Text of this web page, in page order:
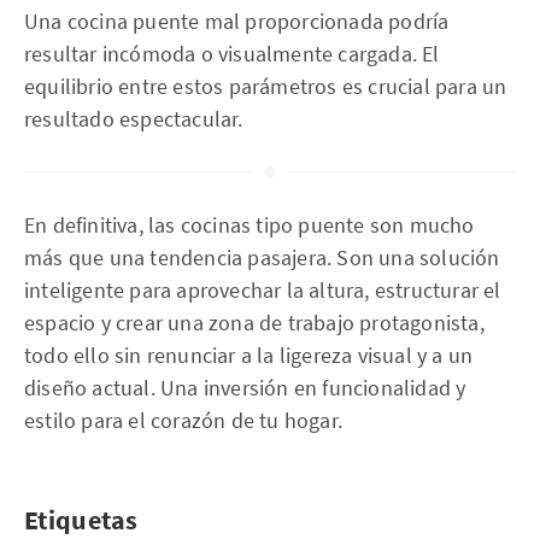
Una cocina puente mal proporcionada podría
resultar incómoda o visualmente cargada. El
equilibrio entre estos parámetros es crucial para un
resultado espectacular.
En definitiva, las cocinas tipo puente son mucho
más que una tendencia pasajera. Son una solución
inteligente para aprovechar la altura, estructurar el
espacio y crear una zona de trabajo protagonista,
todo ello sin renunciar a la ligereza visual y a un
diseño actual. Una inversión en funcionalidad y
estilo para el corazón de tu hogar.
Etiquetas